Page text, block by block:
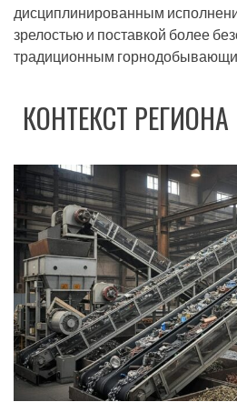
дисциплинированным
зрелостью и поставкой более
традиционным
КОНТЕКСТ РЕГИОНА